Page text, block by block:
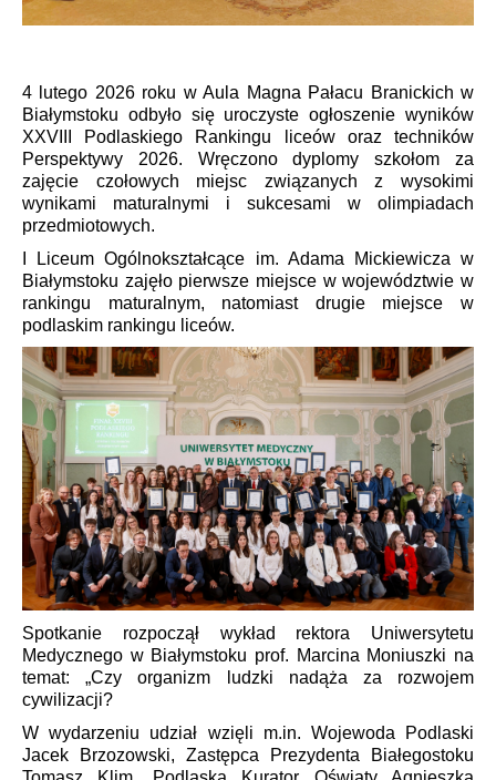
4 lutego 2026 roku w Aula Magna Pałacu Branickich w
Białymstoku odbyło się uroczyste ogłoszenie wyników
XXVIII Podlaskiego Rankingu liceów oraz techników
Perspektywy 2026. Wręczono dyplomy szkołom za
zajęcie czołowych miejsc związanych z wysokimi
wynikami maturalnymi i sukcesami w olimpiadach
przedmiotowych.
I Liceum Ogólnokształcące im. Adama Mickiewicza w
Białymstoku zajęło pierwsze miejsce w województwie w
rankingu maturalnym, natomiast drugie miejsce w
podlaskim rankingu liceów.
Spotkanie rozpoczął wykład rektora Uniwersytetu
Medycznego w Białymstoku prof. Marcina Moniuszki na
temat: „Czy organizm ludzki nadąża za rozwojem
cywilizacji?
W wydarzeniu udział wzięli m.in. Wojewoda Podlaski
Jacek Brzozowski, Zastępca Prezydenta Białegostoku